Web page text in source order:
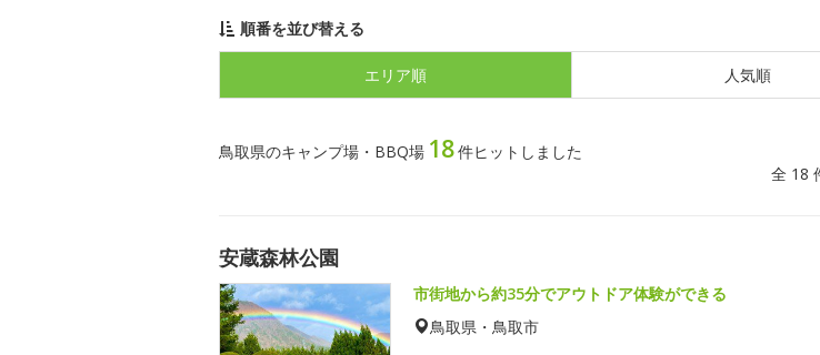
順番を並び替える
エリア順 人気順
鳥取県のキャンプ場・BBQ場 18件ヒットしました
全 18
安蔵森林公園
市街地から約35分でアウトドア体験ができる
鳥取県・鳥取市